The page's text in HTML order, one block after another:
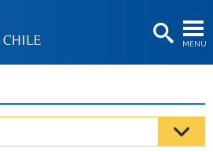
MENÚ
BIBLIOTECAS
Estudiantes